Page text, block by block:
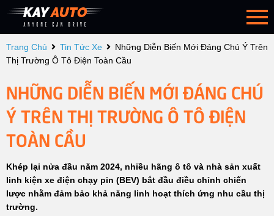
Trang Chủ Tin Tức Xe
Những Diễn Biến Mới Đáng Chú Ý Trên
Thị Trường Ô Tô Điện Toàn Cầu
NHỮNG DIỄN BIẾN MỚI ĐÁNG CHÚ
Ý TRÊN THỊ TRƯỜNG Ô TÔ ĐIỆN
TOÀN CẦU
Khép lại nửa đầu năm 2024, nhiều hãng ô tô và nhà sản xuất
linh kiện xe điện chạy pin (BEV) bắt đầu điều chỉnh chiến
lược nhằm đảm bảo khả năng linh hoạt thích ứng nhu cầu thị
trường.